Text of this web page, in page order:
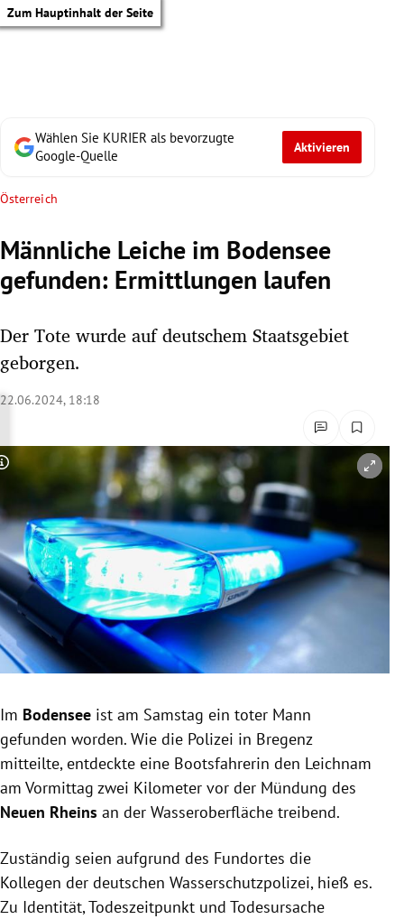
Zum Hauptinhalt der Seite
Untermenü
Untermenü
Untermenü
Untermenü
Untermenü
Untermenü
Untermenü
Wählen Sie KURIER als bevorzugte
Google-Quelle
Aktivieren
Österreich
Männliche Leiche im Bodensee
gefunden: Ermittlungen laufen
Der Tote wurde auf deutschem Staatsgebiet
geborgen.
22.06.2024, 18:18
Copyright-Hinweis öffnen/schließen
Im Bodensee ist am Samstag ein toter Mann
gefunden worden. Wie die Polizei in Bregenz
mitteilte, entdeckte eine Bootsfahrerin den Leichnam
am Vormittag zwei Kilometer vor der Mündung des
Neuen Rheins an der Wasseroberfläche treibend.
Zuständig seien aufgrund des Fundortes die
Kollegen der deutschen Wasserschutzpolizei, hieß es.
Zu Identität, Todeszeitpunkt und Todesursache